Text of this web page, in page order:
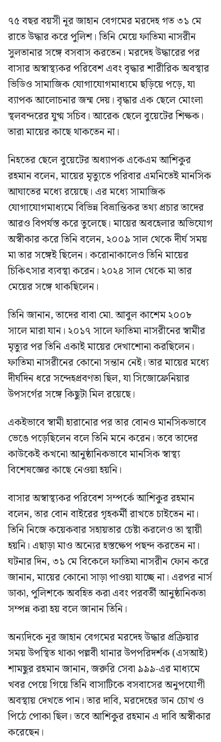
৭৫ বছর বয়সী নূর জাহান বেগমের মরদেহ গত ৩১ মে
রাতে উদ্ধার করে পুলিশ। তিনি মেয়ে ফাতিমা নাসরীন
সুলতানার সঙ্গে বসবাস করতেন। মরদেহ উদ্ধারের পর
বাসার অস্বাস্থ্যকর পরিবেশ এবং বৃদ্ধার শারীরিক অবস্থার
ভিডিও সামাজিক যোগাযোগমাধ্যমে ছড়িয়ে পড়ে, যা
ব্যাপক আলোচনার জন্ম দেয়। বৃদ্ধার এক ছেলে মোংলা
স্থলবন্দরের যুগ্ম সচিব। আরেক ছেলে বুয়েটের শিক্ষক।
তারা মায়ের কাছে থাকতেন না।
নিহতের ছেলে বুয়েটের অধ্যাপক একেএম আশিকুর
রহমান বলেন, মায়ের মৃত্যুতে পরিবার এমনিতেই মানসিক
আঘাতের মধ্যে রয়েছে। এর মধ্যে সামাজিক
যোগাযোগমাধ্যমে বিভিন্ন বিভ্রান্তিকর তথ্য প্রচার তাদের
আরও বিপর্যস্ত করে তুলেছে। মায়ের অবহেলার অভিযোগ
অস্বীকার করে তিনি বলেন, ২০০৯ সাল থেকে দীর্ঘ সময়
মা তার সঙ্গেই ছিলেন। করোনাকালেও তিনি মায়ের
চিকিৎসার ব্যবস্থা করেন। ২০২৪ সাল থেকে মা তার
মেয়ের সঙ্গে থাকছিলেন।
তিনি জানান, তাদের বাবা মো. আবুল কাশেম ২০০৮
সালে মারা যান। ২০১৭ সালে ফাতিমা নাসরীনের স্বামীর
মৃত্যুর পর তিনি একাই মায়ের দেখাশোনা করছিলেন।
ফাতিমা নাসরীনের কোনো সন্তান নেই। তার মায়ের মধ্যে
দীর্ঘদিন ধরে সন্দেহপ্রবণতা ছিল, যা সিজোফ্রেনিয়ার
উপসর্গের সঙ্গে কিছুটা মিল রয়েছে।
একইভাবে স্বামী হারানোর পর তার বোনও মানসিকভাবে
ভেঙে পড়েছিলেন বলে তিনি মনে করেন। তবে তাদের
কাউকেই কখনো আনুষ্ঠানিকভাবে মানসিক স্বাস্থ্য
বিশেষজ্ঞের কাছে নেওয়া হয়নি।
বাসার অস্বাস্থ্যকর পরিবেশ সম্পর্কে আশিকুর রহমান
বলেন, তার বোন বাইরের গৃহকর্মী রাখতে চাইতেন না।
তিনি নিজে কয়েকবার সহায়তার চেষ্টা করলেও তা স্থায়ী
হয়নি। এছাড়া মাও অন্যের হস্তক্ষেপ পছন্দ করতেন না।
ঘটনার দিন, ৩১ মে বিকেলে ফাতিমা নাসরীন ফোন করে
জানান, মায়ের কোনো সাড়া পাওয়া যাচ্ছে না। এরপর নার্স
ডাকা, পুলিশকে অবহিত করা এবং পরবর্তী আনুষ্ঠানিকতা
সম্পন্ন করা হয় বলে জানান তিনি।
অন্যদিকে নূর জাহান বেগমের মরদেহ উদ্ধার প্রক্রিয়ার
সময় উপস্থিত থাকা পল্লবী থানার উপপরিদর্শক (এসআই)
শামছুর রহমান জানান, জরুরি সেবা ৯৯৯-এর মাধ্যমে
খবর পেয়ে গিয়ে তিনি বাসাটিকে বসবাসের অনুপযোগী
অবস্থায় দেখতে পান। তার দাবি, মরদেহের ডান চোখ ও
পিঠে পোকা ছিল। তবে আশিকুর রহমান এ দাবি অস্বীকার
করেছেন।